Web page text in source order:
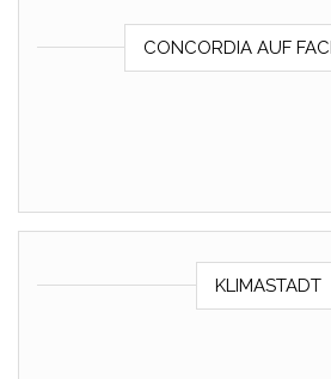
CONCORDIA AUF
KLIMASTADT